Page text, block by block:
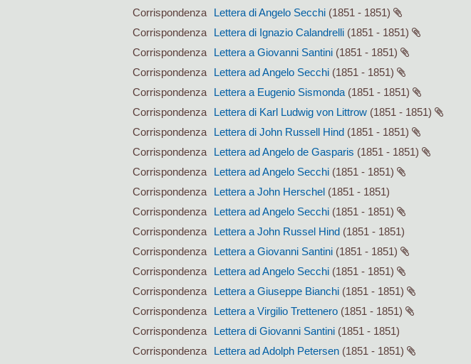
Corrispondenza
Lettera di Angelo Secchi (1851 - 1851)
Corrispondenza
Lettera di Ignazio Calandrelli (1851 - 1851)
Corrispondenza
Lettera a Giovanni Santini (1851 - 1851)
Corrispondenza
Lettera ad Angelo Secchi (1851 - 1851)
Corrispondenza
Lettera a Eugenio Sismonda (1851 - 1851)
Corrispondenza
Lettera di Karl Ludwig von Littrow (1851 - 1851)
Corrispondenza
Lettera di John Russell Hind (1851 - 1851)
Corrispondenza
Lettera ad Angelo de Gasparis (1851 - 1851)
Corrispondenza
Lettera ad Angelo Secchi (1851 - 1851)
Corrispondenza
Lettera a John Herschel (1851 - 1851)
Corrispondenza
Lettera ad Angelo Secchi (1851 - 1851)
Corrispondenza
Lettera a John Russel Hind (1851 - 1851)
Corrispondenza
Lettera a Giovanni Santini (1851 - 1851)
Corrispondenza
Lettera ad Angelo Secchi (1851 - 1851)
Corrispondenza
Lettera a Giuseppe Bianchi (1851 - 1851)
Corrispondenza
Lettera a Virgilio Trettenero (1851 - 1851)
Corrispondenza
Lettera di Giovanni Santini (1851 - 1851)
Corrispondenza
Lettera ad Adolph Petersen (1851 - 1851)